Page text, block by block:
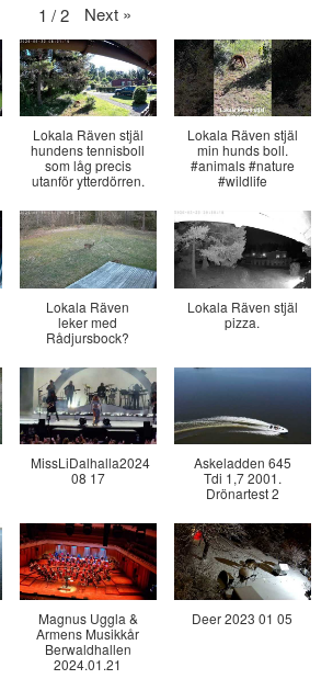
1 /2 Next »
Lokala Räven stjäl
hundens tennisboll
som låg precis
utanför ytterdörren.
Lokala Räven stjäl
min hunds boll.
#animals #nature
#wildlife
Lokala Räven
leker med
Rådjursbock?
Lokala Räven stjäl
pizza.
MissLiDalhalla2024
08 17
Askeladden 645
Tdi 1,7 2001.
Drönartest 2
Magnus Uggla &
Armens Musikkår
Berwaldhallen
2024.01.21
Deer 2023 01 05